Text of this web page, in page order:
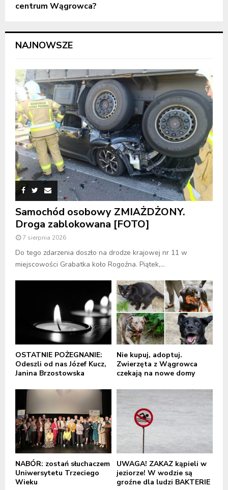
centrum Wągrowca?
NAJNOWSZE
Samochód osobowy ZMIAŻDŻONY.
Droga zablokowana [FOTO]
7 sierpnia 2026
Do tego zdarzenia doszło na drodze krajowej nr 11 w
miejscowości Grabatka koło Rogoźna. Piątek,...
OSTATNIE POŻEGNANIE:
Odeszli od nas Józef Kucz,
Janina Brzostowska
Nie kupuj, adoptuj.
Zwierzęta z Wągrowca
czekają na nowe domy
NABÓR: zostań słuchaczem
Uniwersytetu Trzeciego
Wieku
UWAGA! ZAKAZ kąpieli w
jeziorze! W wodzie są
groźne dla ludzi BAKTERIE